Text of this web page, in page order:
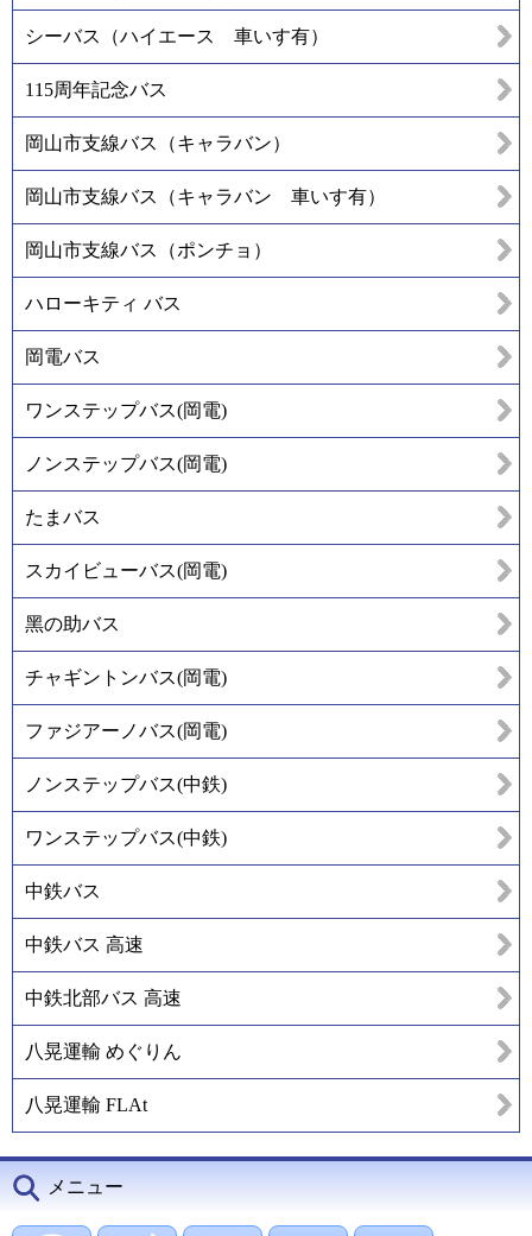
シーバス（ハイエース 車いす有）
115周年記念バス
岡山市支線バス（キャラバン）
岡山市支線バス（キャラバン 車いす有）
岡山市支線バス（ポンチョ）
ハローキティ バス
岡電バス
ワンステップバス(岡電)
ノンステップバス(岡電)
たまバス
スカイビューバス(岡電)
黑の助バス
チャギントンバス(岡電)
ファジアーノバス(岡電)
ノンステップバス(中鉄)
ワンステップバス(中鉄)
中鉄バス
中鉄バス 高速
中鉄北部バス 高速
八晃運輸 めぐりん
八晃運輸 FLAt
メニュー